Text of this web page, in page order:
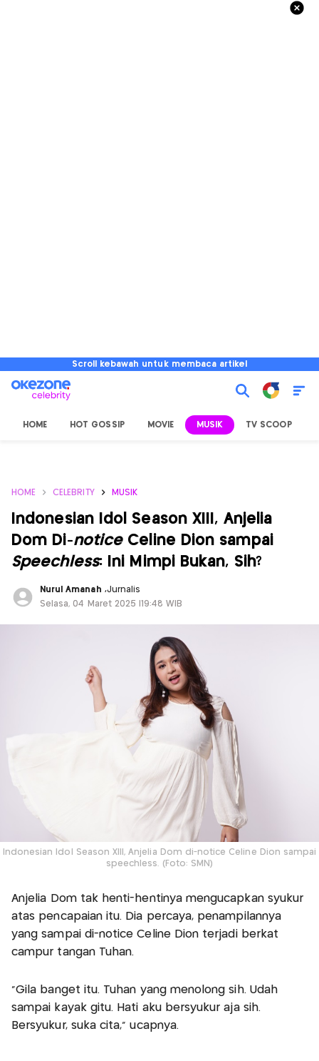
Scroll kebawah untuk membaca artikel
HOME HOT GOSSIP MOVIE MUSIK TV SCOOP
HOME CELEBRITY MUSIK
Indonesian Idol Season XIII, Anjelia
Dom Di-noticeCeline Dion sampai
Speechless: Ini Mimpi Bukan, Sih?
Nurul Amanah ,Jurnalis
Selasa, 04 Maret 2025 |19:48 WIB
Indonesian Idol Season XIII, Anjelia Dom di-notice Celine Dion sampai
speechless. (Foto: SMN)
Anjelia Dom tak henti-hentinya mengucapkan syukur
atas pencapaian itu. Dia percaya, penampilannya
yang sampai di-notice Celine Dion terjadi berkat
campur tangan Tuhan.
"Gila banget itu. Tuhan yang menolong sih. Udah
sampai kayak gitu. Hati aku bersyukur aja sih.
Bersyukur, suka cita," ucapnya.